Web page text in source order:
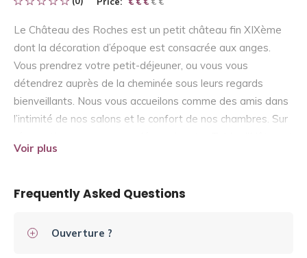
Le Château des Roches est un petit château fin XIXème
dont la décoration d’époque est consacrée aux anges.
Vous prendrez votre petit-déjeuner, ou vous vous
détendrez auprès de la cheminée sous leurs regards
bienveillants. Nous vous accueilons comme des amis dans
l’intimité de nos salons et le confort de nos chambres. Sur
déguster les recettes familiales qui privilégient les produits
Voir plus
Frequently Asked Questions
Ouverture ?